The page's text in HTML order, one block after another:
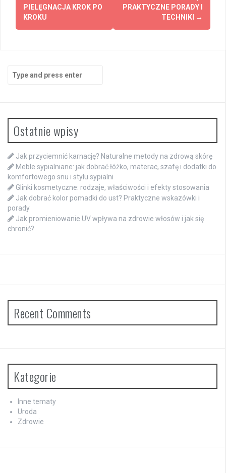
PIELĘGNACJA KROK PO
KROKU
PRAKTYCZNE PORADY I
TECHNIKI
→
for:
Ostatnie wpisy
Jak przyciemnić karnację? Naturalne metody na zdrową skórę
Meble sypialniane: jak dobrać łóżko, materac, szafę i dodatki do
komfortowego snu i stylu sypialni
Glinki kosmetyczne: rodzaje, właściwości i efekty stosowania
Jak dobrać kolor pomadki do ust? Praktyczne wskazówki i
porady
Jak promieniowanie UV wpływa na zdrowie włosów i jak się
chronić?
Recent Comments
Kategorie
Inne tematy
Uroda
Zdrowie